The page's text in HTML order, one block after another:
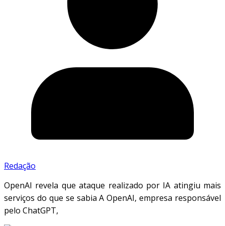
Redação
OpenAI revela que ataque realizado por IA atingiu mais
serviços do que se sabia A OpenAI, empresa responsável
pelo ChatGPT,